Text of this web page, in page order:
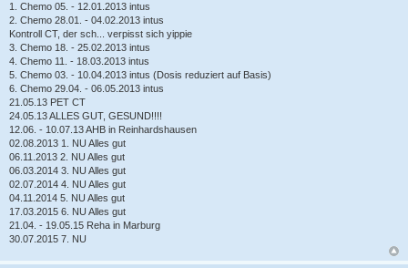
1. Chemo 05. - 12.01.2013 intus
2. Chemo 28.01. - 04.02.2013 intus
Kontroll CT, der sch... verpisst sich yippie
3. Chemo 18. - 25.02.2013 intus
4. Chemo 11. - 18.03.2013 intus
5. Chemo 03. - 10.04.2013 intus (Dosis reduziert auf Basis)
6. Chemo 29.04. - 06.05.2013 intus
21.05.13 PET CT
24.05.13 ALLES GUT, GESUND!!!!
12.06. - 10.07.13 AHB in Reinhardshausen
02.08.2013 1. NU Alles gut
06.11.2013 2. NU Alles gut
06.03.2014 3. NU Alles gut
02.07.2014 4. NU Alles gut
04.11.2014 5. NU Alles gut
17.03.2015 6. NU Alles gut
21.04. - 19.05.15 Reha in Marburg
30.07.2015 7. NU